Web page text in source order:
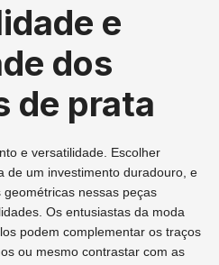
e
dos
de prata
e versatilidade. Escolher
de um investimento duradouro, e
nessas peças
Os entusiastas da moda
podem complementar os traços
ou mesmo contrastar com as